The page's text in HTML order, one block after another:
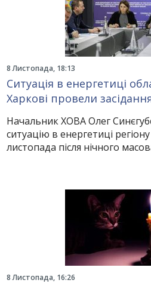
8 Листопада, 18:13
Ситуація в енергетиці
Харкові провели
Начальник ХОВА Олег
ситуацію в енергетиці
листопада після нічного
8 Листопада, 16:26